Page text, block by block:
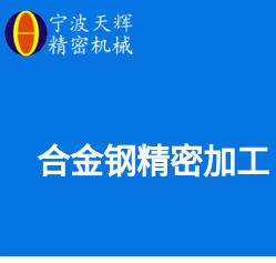
合金钢精密加工